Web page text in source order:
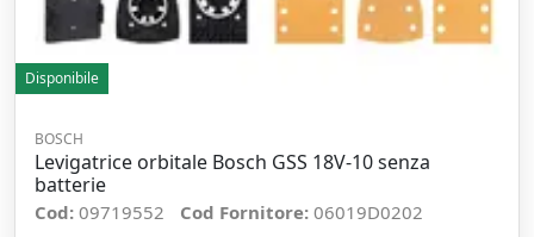
Disponibile
BOSCH
Levigatrice orbitale Bosch GSS 18V-10 senza
batterie
Cod: 09719552 Cod Fornitore: 06019D0202